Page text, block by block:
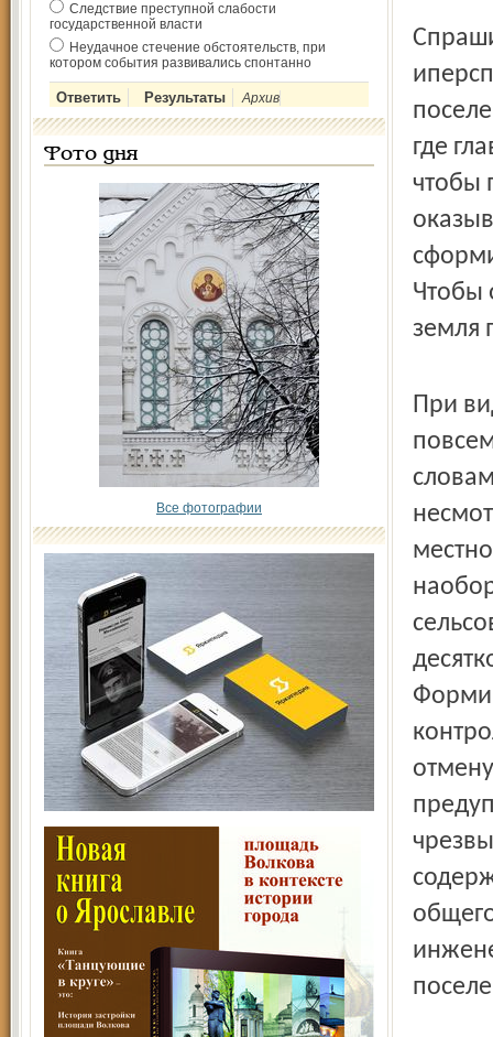
Следствие преступной слабости
государственной власти
Неудачное стечение обстоятельств, при
котором события развивались спонтанно
Архив
Фото дня
Все фотографии
где
чтобы
Чтобы
земля
При